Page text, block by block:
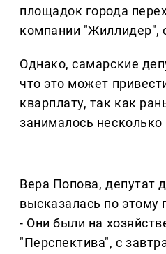
площадок города
компании "Жиллидер",
Однако, самарские
что это может
кварплату, так как
занималось
Вера Попова, депутат
высказалась по этому
- Они были на
"Перспектива", с